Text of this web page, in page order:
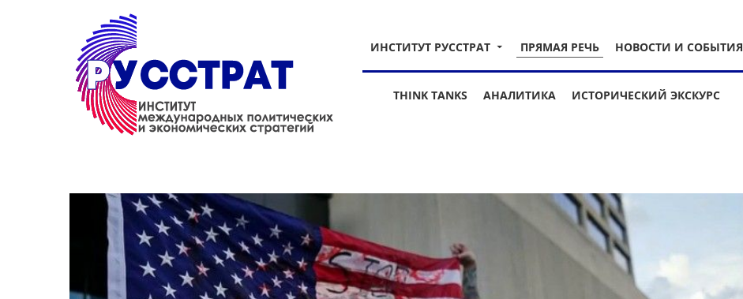
ИНСТИТУТ РУССТРАТ ПРЯМАЯ РЕЧЬ НОВОСТИ И СОБЫТИЯ
THINK TANKS АНАЛИТИКА ИСТОРИЧЕСКИЙ ЭКСКУРС